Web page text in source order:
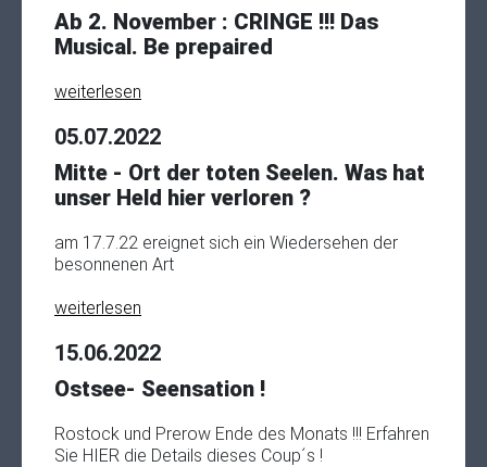
Ab 2. November : CRINGE !!! Das
Musical. Be prepaired
weiterlesen
05.07.2022
Mitte - Ort der toten Seelen. Was hat
unser Held hier verloren ?
am 17.7.22 ereignet sich ein Wiedersehen der
besonnenen Art
weiterlesen
15.06.2022
Ostsee- Seensation !
Rostock und Prerow Ende des Monats !!! Erfahren
Sie HIER die Details dieses Coup´s !